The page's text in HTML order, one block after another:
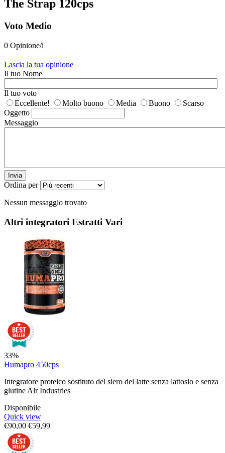
The Strap 120cps
Voto Medio
0 Opinione/i
Lascia la tua opinione
Il tuo Nome
Il tuo voto
Eccellente!
Molto buono Media Buono
Scarso
Oggetto
Messaggio
Invia
Ordina per
Nessun messaggio trovato
Altri integratori Estratti Vari
33%
Humapro 450cps
Integratore proteico sostituto del siero del latte senza lattosio e senza
glutine Alr Industries
Disponibile
Quick view
€90,00 €59,99